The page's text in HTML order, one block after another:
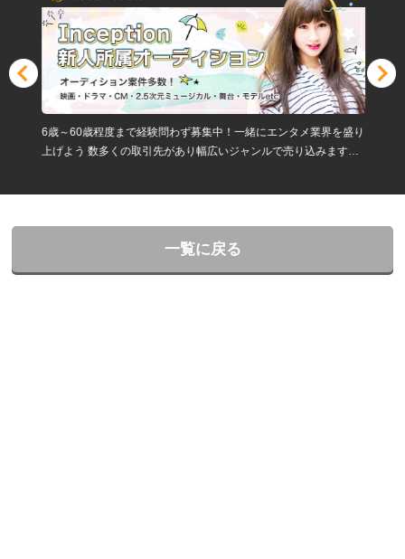
6歳～60歳程度まで経験問わず募集中！一緒にエンタメ業界を盛り
上げよう 数多くの取引先があり幅広いジャンルで売り込みます。
一覧に戻る